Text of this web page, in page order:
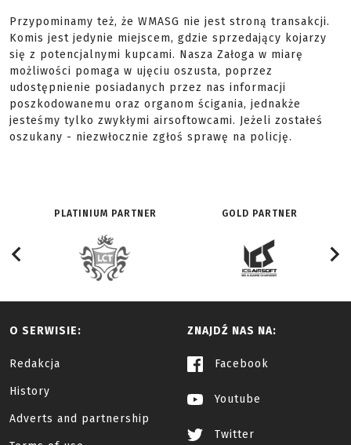
Przypominamy też, że WMASG nie jest stroną transakcji.
Komis jest jedynie miejscem, gdzie sprzedający kojarzy
się z potencjalnymi kupcami. Nasza Załoga w miarę
możliwości pomaga w ujęciu oszusta, poprzez
udostępnienie posiadanych przez nas informacji
poszkodowanemu oraz organom ścigania, jednakże
jesteśmy tylko zwykłymi airsoftowcami. Jeżeli zostałeś
oszukany - niezwłocznie zgłoś sprawę na policję.
PLATINIUM PARTNER GOLD PARTNER
O SERWISIE:
Redakcja
History
Adverts and partnership
ZNAJDŹ NAS NA:
Facebook
Youtube
Twitter